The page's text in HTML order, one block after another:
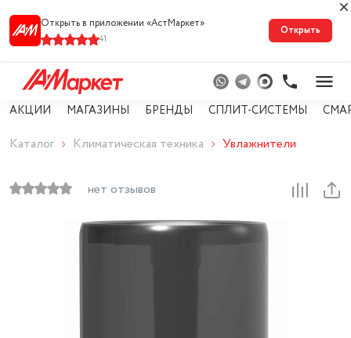
Открыть в приложении «АстМарке‪т‬»
41
Открыть
АКЦИИ МАГАЗИНЫ БРЕНДЫ СПЛИТ-СИСТЕМЫ
Каталог Климатическая техника Увлажнители
нет отзывов